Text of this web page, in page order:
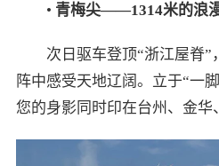
• 青梅尖——1314米的浪
次日驱车登顶“浙江屋脊
阵中感受天地辽阔。立于“一
您的身影同时印在台州、金华